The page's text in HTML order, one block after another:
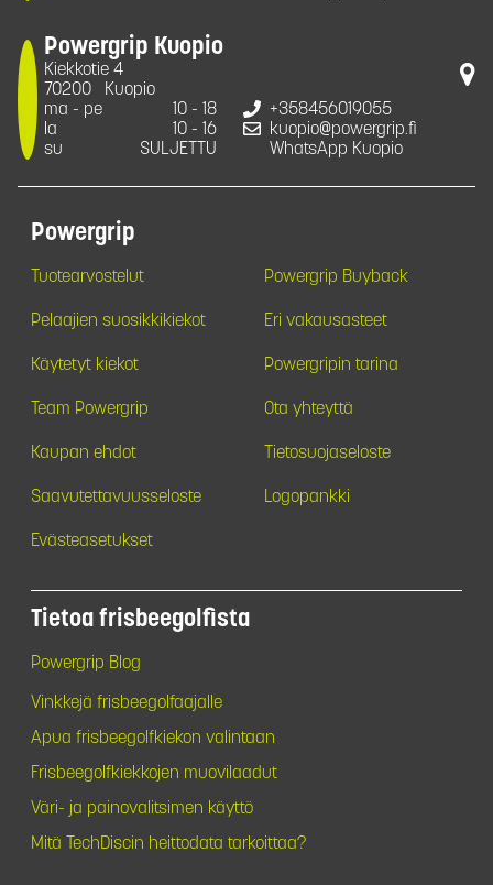
Powergrip Kuopio
Kiekkotie 4
70200
Kuopio
ma - pe
10 - 18
la
10 - 16
su
SULJETTU
+358456019055
kuopio@powergrip.fi
WhatsApp Kuopio
Powergrip
Tuotearvostelut Powergrip Buyback
Pelaajien suosikkikiekot Eri vakausasteet
Käytetyt kiekot Powergripin tarina
Team Powergrip Ota yhteyttä
Kaupan ehdot Tietosuojaseloste
Saavutettavuusseloste Logopankki
Evästeasetukset
Tietoa frisbeegolfista
Powergrip Blog
Vinkkejä frisbeegolfaajalle
Apua frisbeegolfkiekon valintaan
Frisbeegolfkiekkojen muovilaadut
Väri- ja painovalitsimen käyttö
Mitä TechDiscin heittodata tarkoittaa?